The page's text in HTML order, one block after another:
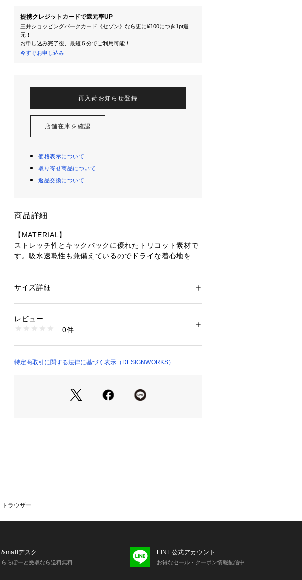
提携クレジットカードで還元率UP
三井ショッピングパークカード《セゾン》なら更に¥100につき1pt還
元！
お申し込み完了後、最短５分でご利用可能！
今すぐお申し込み
再入荷お知らせ登録
店舗在庫を確認
価格表示について
取り寄せ商品について
返品交換について
商品詳細
【MATERIAL】
ストレッチ性とキックバックに優れたトリコット素材で
す。吸水速乾性も兼備えているのでドライな着心地を保
【DESIGN】
ー、右前にコインポケットを施し、ディティールをマイ
ナーチェンジしました。
セットアップでの着用をオススメします。（バーズアイ
ライトグレー モデル：H182 B89 W73 H90 着用サイ
性別：メンズ
洗濯：ドライクリーニング
※詳しい洗濯方法については、商品の品質表示タグをご覧くださ
商品番号：1096900010315 （モール）
サイズ詳細
レビュー
0件
特定商取引に関する法律に基づく表示（DESIGNWORKS）
トラウザー
&mallデスク
ららぽーと受取なら送料無料
LINE公式アカウント
お得なセール・クーポン情報配信中